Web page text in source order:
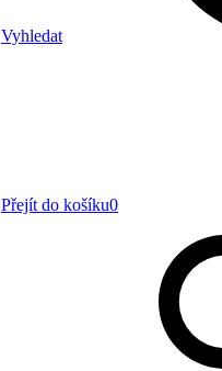
Vyhledat
Přejít do košíku0